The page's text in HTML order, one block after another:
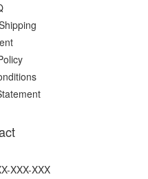
XXX-XXX